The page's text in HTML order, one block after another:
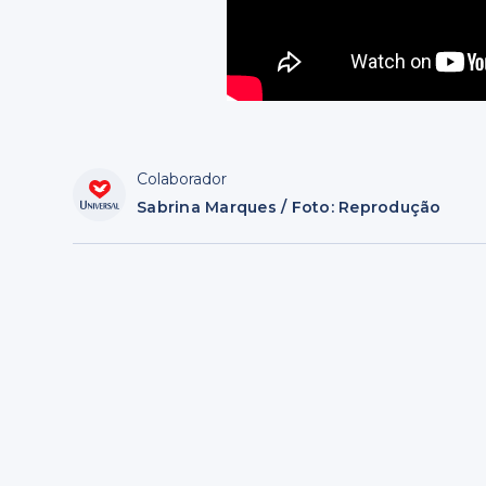
Colaborador
Sabrina Marques / Foto: Reprodução